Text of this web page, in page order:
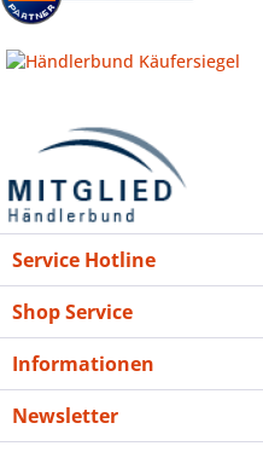
Service Hotline
Shop Service
Informationen
Newsletter